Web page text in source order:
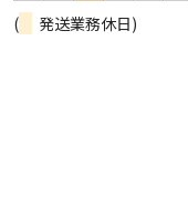
(
発送業務休日)